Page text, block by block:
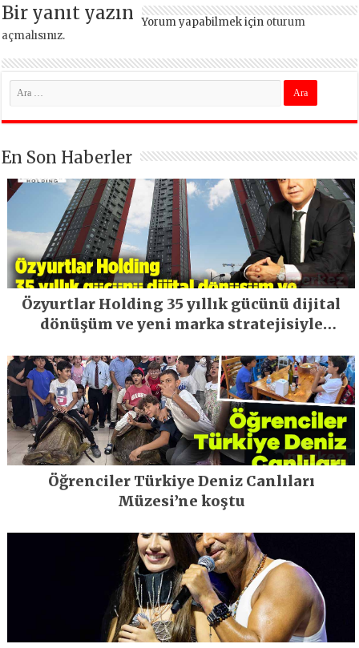
Bir yanıt yazın Yorum yapabilmek için oturum
açmalısınız.
En Son Haberler
Özyurtlar Holding 35 yıllık gücünü dijital
dönüşüm ve yeni marka stratejisiyle
Öğrenciler Türkiye Deniz Canlıları
Müzesi’ne koştu